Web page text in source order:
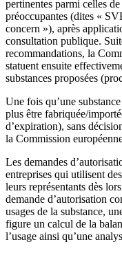
pertinentes parmi celles
préoccupantes (dites «
concern »), après
consultation publique.
recommandations, la
statuent ensuite
substances proposées
Une fois qu’une
plus être fabriquée/
d’expiration), sans
la Commission
Les demandes
entreprises qui utilisent
leurs représentants dès
demande d’autorisation
usages de la substance,
figure un calcul de la
l’usage ainsi qu’une